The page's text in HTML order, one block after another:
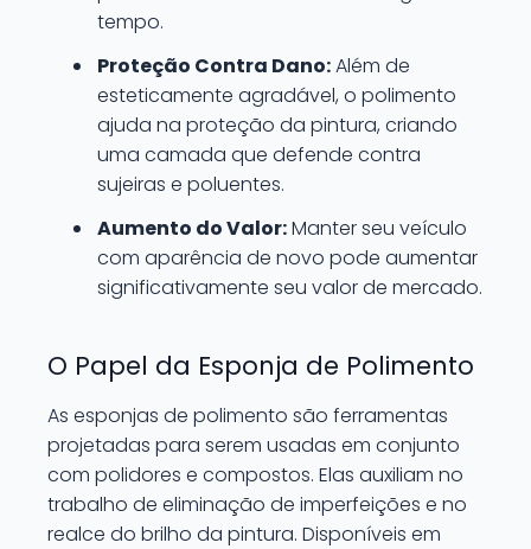
tempo.
Proteção Contra Dano:Além de
esteticamente agradável, o polimento
ajuda na proteção da pintura, criando
uma camada que defende contra
sujeiras e poluentes.
Aumento do Valor:Manter seu veículo
com aparência de novo pode aumentar
significativamente seu valor de mercado.
O Papel da Esponja de Polimento
As esponjas de polimento são ferramentas
projetadas para serem usadas em conjunto
com polidores e compostos. Elas auxiliam no
trabalho de eliminação de imperfeições e no
realce do brilho da pintura. Disponíveis em